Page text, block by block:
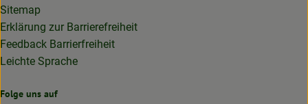
Sitemap
Erklärung zur Barrierefreiheit
Feedback Barrierfreiheit
Leichte Sprache
Folge uns auf